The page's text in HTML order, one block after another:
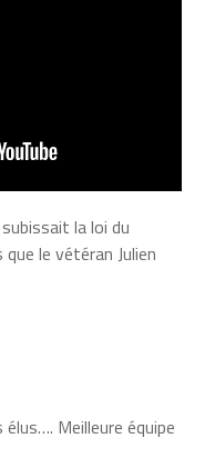
la loi du
le vétéran Julien
Meilleure équipe